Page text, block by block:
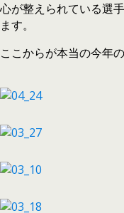
心が整えられている選
ます。
ここからが本当の今年